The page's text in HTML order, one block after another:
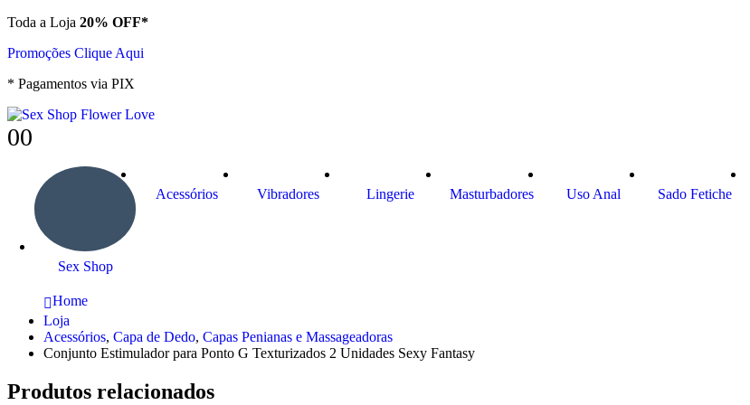
Toda a Loja 20% OFF*
Promoções Clique Aqui
* Pagamentos via PIX
00
Sex Shop
Acessórios Vibradores Lingerie Masturbadores Uso Anal Sado Fetiche
Home
Loja
Acessórios, Capa de Dedo, Capas Penianas e Massageadoras
Conjunto Estimulador para Ponto G Texturizados 2 Unidades Sexy Fantasy
Produtos relacionados